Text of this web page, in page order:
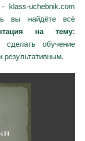
klass-uchebnik.com
вы найдёте всё
на тему:
обучение
результативным.